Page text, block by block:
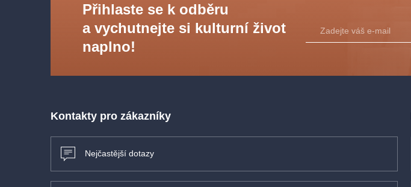
Přihlaste se k odběru
a vychutnejte si kulturní život
naplno!
Kontakty pro zákazníky
Nejčastější dotazy